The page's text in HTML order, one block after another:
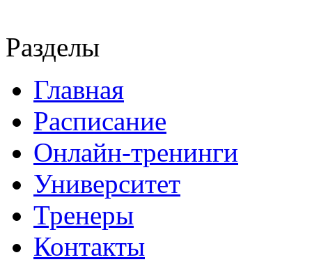
Разделы
Главная
Расписание
Онлайн-тренинги
Университет
Тренеры
Контакты